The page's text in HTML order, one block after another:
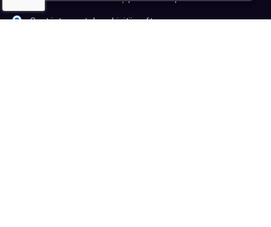
Sunt interesat de achiziții software